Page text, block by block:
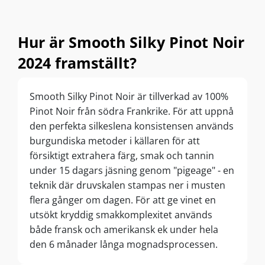
bedste? Du behøver ikke være vinspecialist
for at nyde den. Det her er vinens svar på den
lækre kjole, der bare altid sidder godt –
Og jeg tør godt sige: hvis du normalt er lidt
skeptisk over for rødvin (måske fordi de kan
være lidt tørre eller voldsomme), så er det her
et fantastisk sted at starte. Har du prøvet
den? Eller har du en Pinot Noir du sværger til?
Smid den i kommentaren – jeg elsker at blive
inspireret!
Hur är Smooth Silky Pinot Noir
2024 framställt?
Smooth Silky Pinot Noir är tillverkad av 100%
Pinot Noir från södra Frankrike. För att uppnå
den perfekta silkeslena konsistensen används
burgundiska metoder i källaren för att
försiktigt extrahera färg, smak och tannin
under 15 dagars jäsning genom "pigeage" - en
teknik där druvskalen stampas ner i musten
flera gånger om dagen. För att ge vinet en
utsökt kryddig smakkomplexitet används
både fransk och amerikansk ek under hela
den 6 månader långa mognadsprocessen.